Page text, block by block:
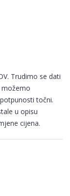
Trudimo se dati
točni.
u opisu
cijena.